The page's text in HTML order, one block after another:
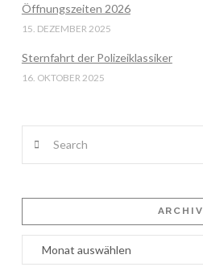
Öffnungszeiten 2026
15. DEZEMBER 2025
Sternfahrt der Polizeiklassiker
16. OKTOBER 2025
ARCHIV
Archiv